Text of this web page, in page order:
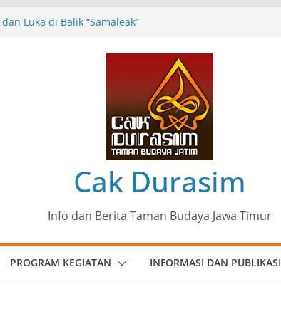
Luka di Balik “Samaleak”
Ungkapan Kritis Tentang Derita
Komunitas Patria Seni Rupa Kota Blitar :
Menjadi Mantra Perlawanan
Cak Durasim
Info dan Berita Taman Budaya Jawa Timur
PROGRAM KEGIATAN INFORMASI DAN PUBLIKASI